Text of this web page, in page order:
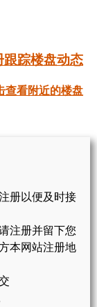
踪楼盘动态
查看附近的楼盘
册以便及时接
注册并留下您
本网站注册地